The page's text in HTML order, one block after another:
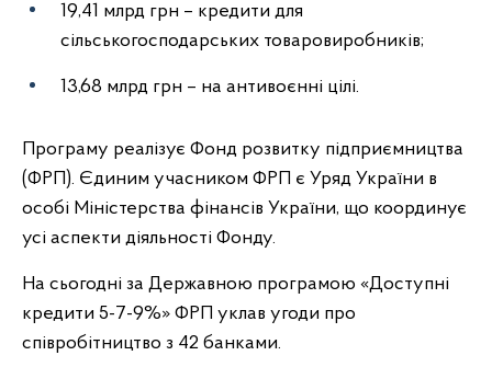
19,41 млрд грн – кредити для
сільськогосподарських товаровиробників;
13,68 млрд грн – на антивоєнні цілі.
Програму реалізує Фонд розвитку підприємництва
(ФРП). Єдиним учасником ФРП є Уряд України в
особі Міністерства фінансів України, що координує
усі аспекти діяльності Фонду.
На сьогодні за Державною програмою «Доступні
кредити 5-7-9%» ФРП уклав угоди про
співробітництво з 42 банками.